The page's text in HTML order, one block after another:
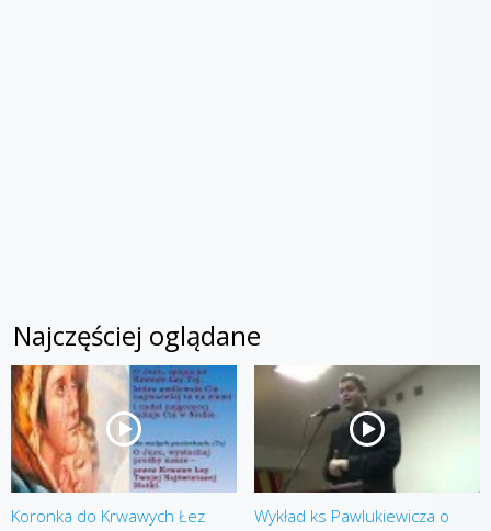
Najczęściej oglądane
Koronka do Krwawych Łez
Wykład ks Pawlukiewicza o